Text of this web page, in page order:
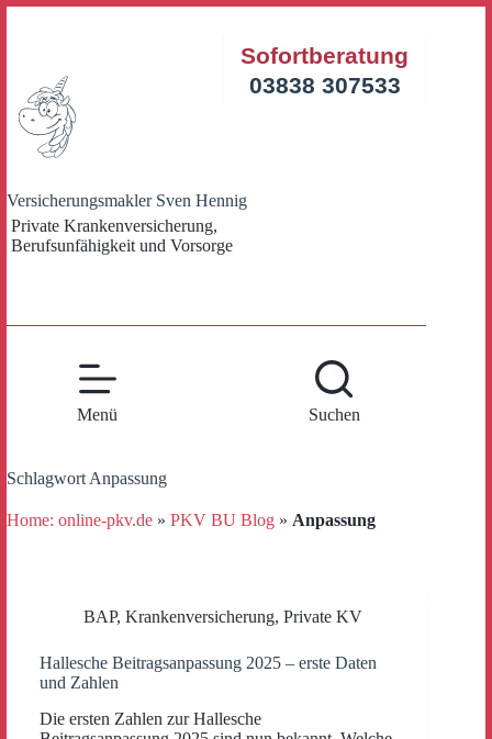
Versicherungsmakler Sven Hennig
Private Krankenversicherung,
Berufsunfähigkeit und Vorsorge
Sofortberatung
03838 307533
Menü Suchen
Schlagwort Anpassung
Home: online-pkv.de » PKV BU Blog » Anpassung
BAP, Krankenversicherung, Private KV
Hallesche Beitragsanpassung 2025 – erste Daten
und Zahlen
Die ersten Zahlen zur Hallesche